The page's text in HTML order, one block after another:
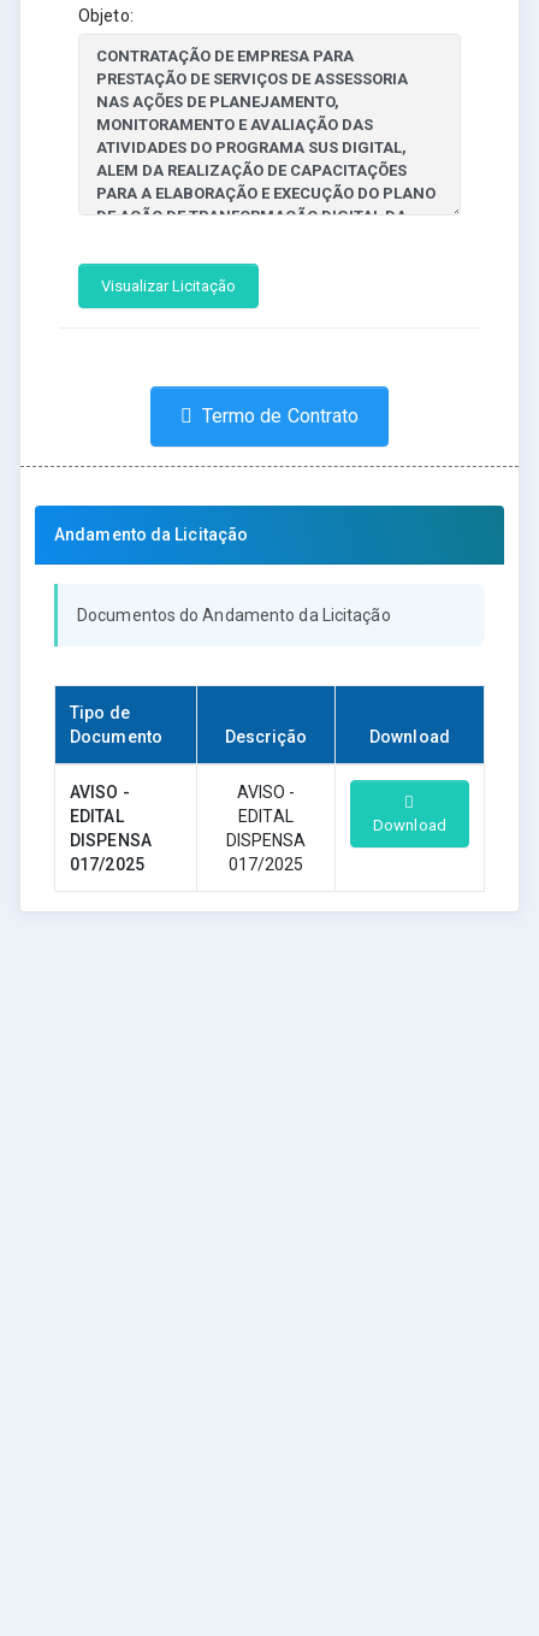
Objeto:
Visualizar Licitação
Termo de Contrato
Andamento da Licitação
Documentos do Andamento da Licitação
Tipo de
Documento
Descrição Download
AVISO -
EDITAL
DISPENSA
017/2025
AVISO -
EDITAL
DISPENSA
017/2025
Download